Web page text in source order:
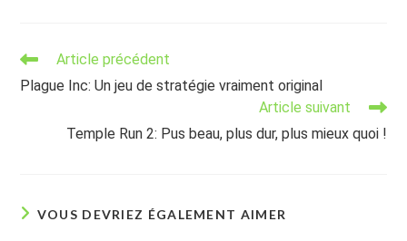
Read
articles
Article précédent
Plague Inc: Un jeu de stratégie vraiment original
Article suivant
Temple Run 2: Pus beau, plus dur, plus mieux quoi !
VOUS DEVRIEZ ÉGALEMENT AIMER